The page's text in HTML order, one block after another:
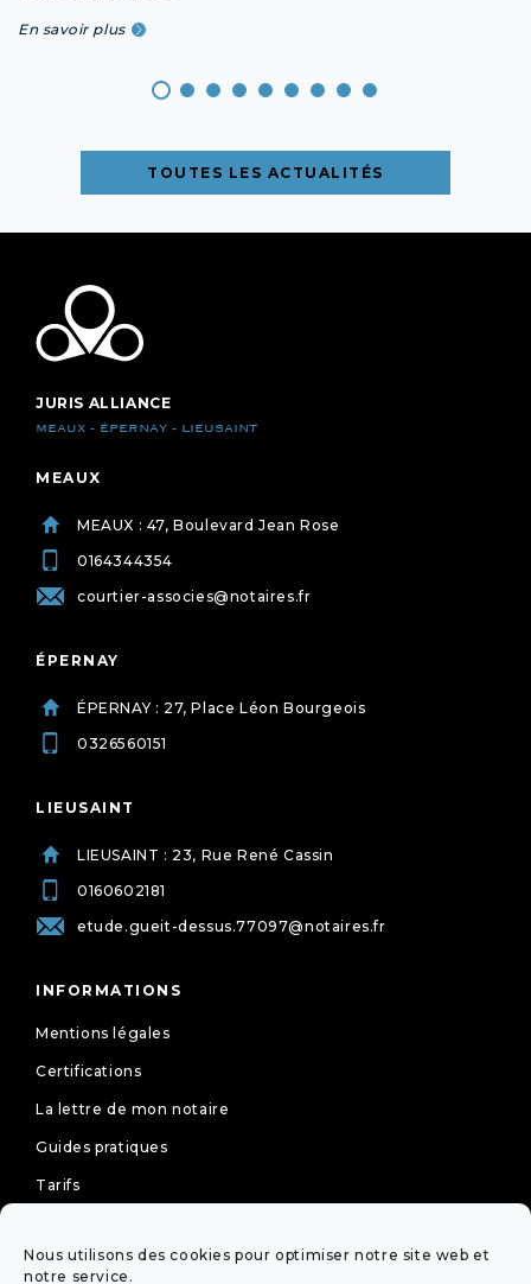
Nous utilisons des cookies pour optimiser notre site web et
notre service.
En savoir plus
TOUTES LES ACTUALITÉS
JURIS ALLIANCE
MEAUX - ÉPERNAY - LIEUSAINT
MEAUX
MEAUX : 47, Boulevard Jean Rose
0164344354
courtier-associes@notaires.fr
ÉPERNAY
ÉPERNAY : 27, Place Léon Bourgeois
0326560151
LIEUSAINT
LIEUSAINT : 23, Rue René Cassin
0160602181
etude.gueit-dessus.77097@notaires.fr
INFORMATIONS
Mentions légales
Certifications
La lettre de mon notaire
Guides pratiques
Tarifs
Déclaration de confidentialité (UE)